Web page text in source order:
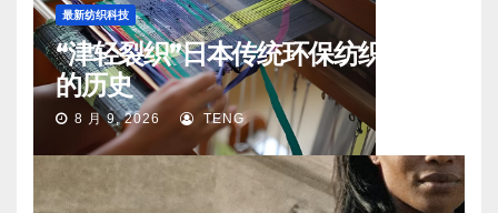
最新纺织科技
“津轻裂织”日本传统环保纺织工艺
的历史
8 月 9, 2026 TENG